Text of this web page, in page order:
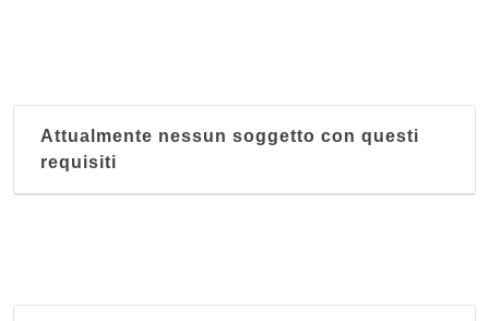
Attualmente nessun soggetto con questi
requisiti